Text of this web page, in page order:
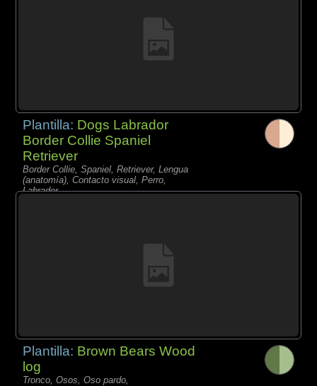
Plantilla: Dogs Labrador
Border Collie Spaniel
Retriever
Border Collie, Spaniel, Retriever, Lengua
(anatomía), Contacto visual, Perro,
Labrador
Plantilla: Brown Bears Wood
log
Tronco, Osos, Oso pardo,